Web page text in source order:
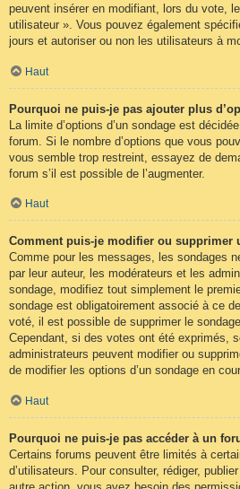
peuvent insérer en modifiant, lors du vote,
utilisateur ». Vous pouvez également
jours et autoriser ou non les utilisateurs à
Haut
Pourquoi ne puis-je pas ajouter plus
La limite d’options d’un sondage est
forum. Si le nombre d’options que vous
vous semble trop restreint, essayez de
forum s’il est possible de l’augmenter.
Haut
Comment puis-je modifier ou supprimer
Comme pour les messages, les sondages
par leur auteur, les modérateurs et les
sondage, modifiez tout simplement le
sondage est obligatoirement associé à ce
voté, il est possible de supprimer le
Cependant, si des votes ont été exprimés,
administrateurs peuvent modifier ou
de modifier les options d’un sondage en
Haut
Pourquoi ne puis-je pas accéder à un
Certains forums peuvent être limités à
d’utilisateurs. Pour consulter, rédiger,